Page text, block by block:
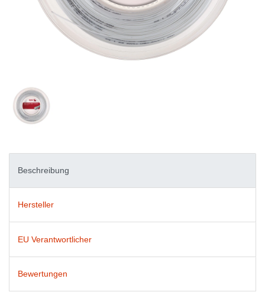
Beschreibung
Hersteller
EU Verantwortlicher
Bewertungen